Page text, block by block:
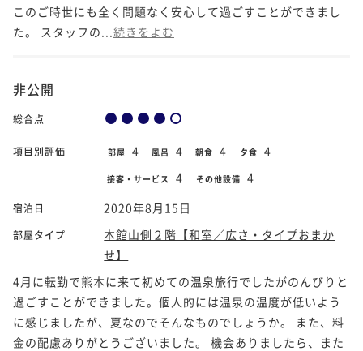
このご時世にも全く問題なく安心して過ごすことができまし
た。 スタッフの... 続きをよむ
非公開
総合点
項目別評価 部屋 4 風呂 4 朝食 4 夕食 4
接客・サービス 4 その他設備 4
宿泊日 2020年8月15日
部屋タイプ
本館山側２階【和室／広さ・タイプおまか
せ】
4月に転勤で熊本に来て初めての温泉旅行でしたがのんびりと
過ごすことができました。個人的には温泉の温度が低いよう
に感じましたが、夏なのでそんなものでしょうか。 また、料
金の配慮ありがとうございました。 機会ありましたら、また